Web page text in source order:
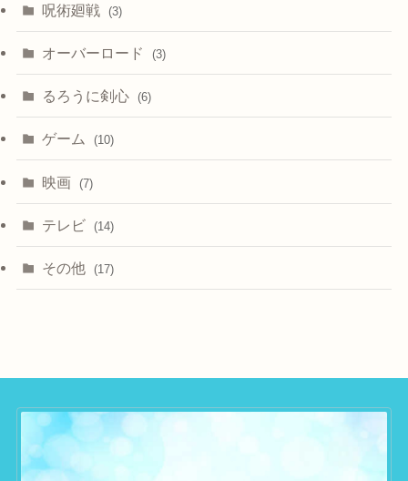
呪術廻戦 (3)
オーバーロード (3)
るろうに剣心 (6)
ゲーム (10)
映画 (7)
テレビ (14)
その他 (17)